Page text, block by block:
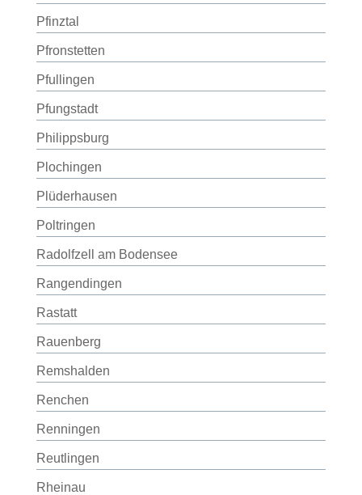
Pfinztal
Pfronstetten
Pfullingen
Pfungstadt
Philippsburg
Plochingen
Plüderhausen
Poltringen
Radolfzell am Bodensee
Rangendingen
Rastatt
Rauenberg
Remshalden
Renchen
Renningen
Reutlingen
Rheinau